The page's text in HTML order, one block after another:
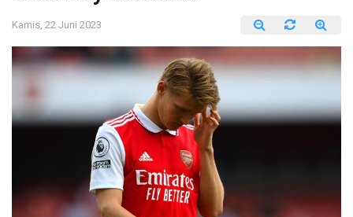
Kamis, 22 Juni 2023